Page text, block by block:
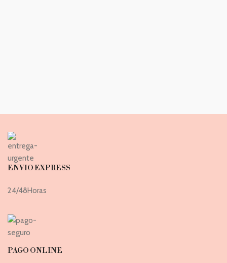
ENVIO EXPRESS
24/48Horas
PAGO ONLINE